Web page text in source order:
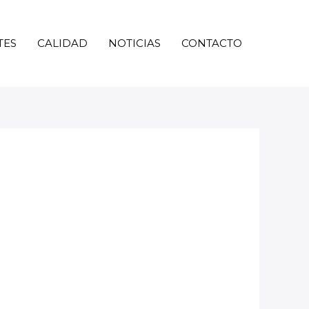
CALIDAD NOTICIAS CONTACTO